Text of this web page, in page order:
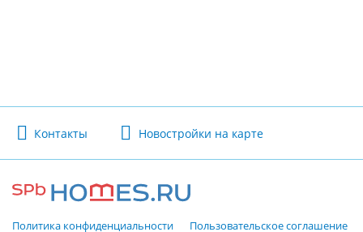
Контакты Новостройки на карте
Политика конфиденциальности Пользовательское соглашение